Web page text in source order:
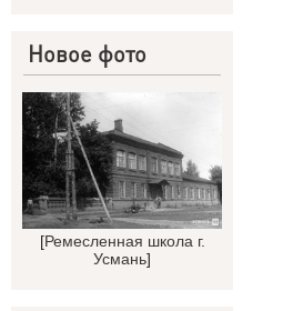
Новое фото
[Ремесленная школа г.
Усмань]